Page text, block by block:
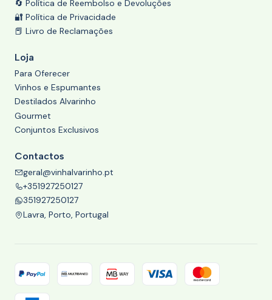
🔄 Política de Reembolso e Devoluções
🔐 Política de Privacidade
📕 Livro de Reclamações
Loja
Para Oferecer
Vinhos e Espumantes
Destilados Alvarinho
Gourmet
Conjuntos Exclusivos
Contactos
geral@vinhalvarinho.pt
+351927250127
351927250127
Lavra, Porto, Portugal